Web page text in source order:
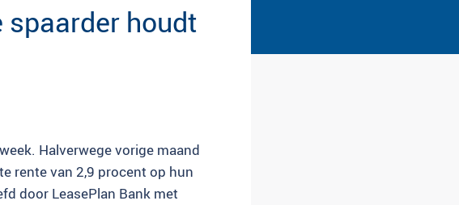
houdt
Halverwege vorige maand
rente van 2,9 procent op hun
door LeasePlan Bank met